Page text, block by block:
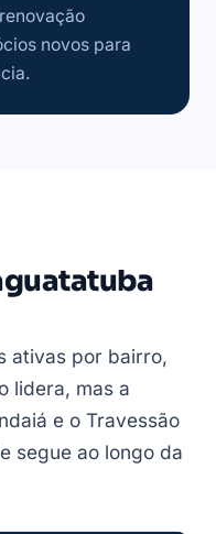
novos para
ativas por bairro,
lidera, mas a
e o Travessão
segue ao longo da